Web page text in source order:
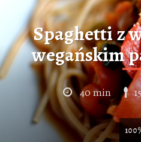
Spaghetti z
wegańskim
40 min